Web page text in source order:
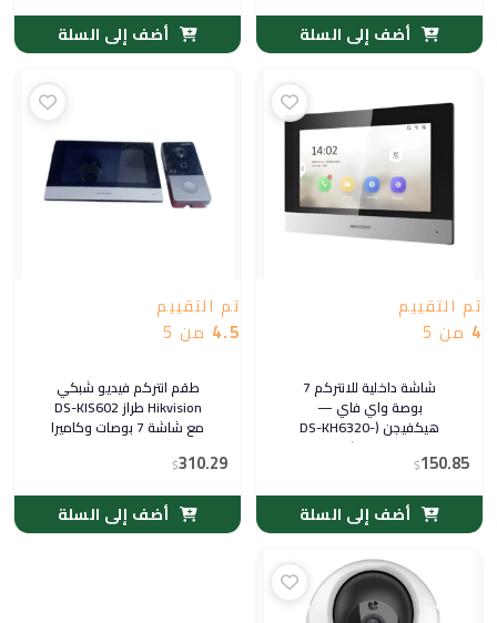
أضف إلى السلة أضف إلى السلة
تم التقييم
4 من 5
شاشة داخلية للانتركم 7
بوصة واي فاي —
هيكفيجن (DS-KH6320-
$150.85
أضف إلى السلة
تم التقييم
4.5 من 5
طقم انتركم فيديو شبكي
Hikvision طراز DS-KIS602
مع شاشة 7 بوصات وكاميرا
$310.29
أضف إلى السلة